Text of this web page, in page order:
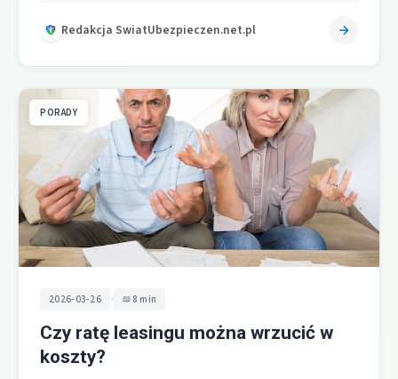
Redakcja SwiatUbezpieczen.net.pl
PORADY
2026-03-26 • 8 min
Czy ratę leasingu można wrzucić w
koszty?